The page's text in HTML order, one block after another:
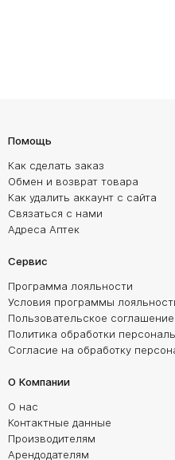
Помощь
Как сделать заказ
Обмен и возврат товара
Как удалить аккаунт с сайта
Связаться с нами
Адреса Аптек
Сервис
Программа лояльности
Условия программы
Пользовательское соглашение
Политика обработки
Согласие на обработку
О Компании
О нас
Контактные данные
Производителям
Арендодателям